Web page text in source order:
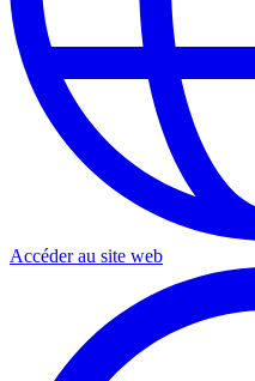
Accéder au site web